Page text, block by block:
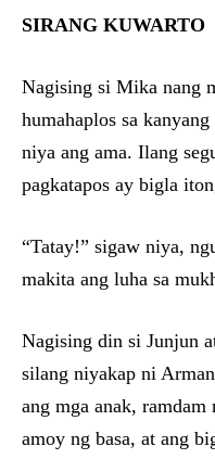
SIRANG KUWARTO
Nagising si Mika nang
humahaplos sa
niya ang ama. Ilang
pagkatapos ay bigla
“Tatay!” sigaw niya,
makita ang luha sa
Nagising din si Junjun
silang niyakap ni
ang mga anak,
amoy ng basa, at ang